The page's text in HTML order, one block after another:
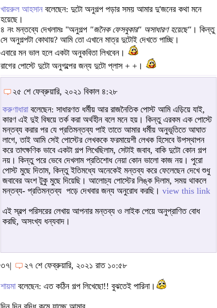
খায়রুল আহসান বলেছেন: দুটো অনুগল্প পড়ার সময় আমার দু'জনের কথা মনে
হয়েছে।
৪ নং মন্তব্যে দেখলামঃ "অনুগল্প "জনৈক ফেসবুকার" অসাধারণ হয়েছে" । কিন্তু
সে অনুগল্পটা কোথায়? আমি তো এখানে মাত্র দুটোই দেখতে পাচ্ছি।
এবারে মন ভাল হলে একটা অনুকবিতা লিখবেন।
রাগের পোস্টে দুটো অনুগল্পের জন্য দুটো প্লাস + +।
২৫ শে ফেব্রুয়ারি, ২০২১ বিকাল ৪:২৮
করুণাধারাবলেছেন: সাধারণত ধর্মীয় আর রাজনৈতিক পোস্ট আমি এড়িয়ে যাই,
কারণ এই দুই বিষয়ে তর্ক করা অর্থহীন বলে মনে হয়। কিন্তু এরকম এক পোস্টে
মন্তব্য করার পর যে প্রতিমন্তব্য পাই তাতে আমার ধর্মীয় অনুভূতিতে আঘাত
লাগে, তাই আমি সেই পোস্টের লেখককে ফরমায়েশী লেখক হিসেবে উপস্থাপন
করে তাৎক্ষণিক ভাবে একটা গল্প লিখেছিলাম, সেটাই জবাব, বাকি দুটো কোন গল্প
নয়। কিন্তু পরে ভেবে দেখলাম প্রতিশোধ নেয়া কোন ভালো কাজ নয়। পুরো
পোস্ট মুছে দিতাম, কিন্তু ইতিমধ্যে অনেকেই মন্তব্য করে ফেলেছেন দেখে শুধু
জবাবের অংশ টুকু মুছে দিয়েছি। আলোচ্য পোস্টের লিঙ্ক দিলাম, সময় থাকলে
মন্তব্য- প্রতিমন্তব্য পড়ে দেখবার জন্য অনুরোধ করছি। view this link
এই স্বল্প পরিসরের লেখায় আপনার মন্তব্য ও লাইক পেয়ে অনুপ্রাণিত বোধ
করছি, অসংখ্য ধন্যবাদ।
৩৭| ২৭ শে ফেব্রুয়ারি, ২০২১ রাত ১০:৫৮
শায়মাবলেছেন: এত কঠিন গল্প লিখেছো!! বুঝতেই পারিনা।